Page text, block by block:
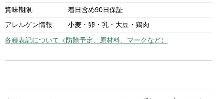
賞味期限:
着日含め90日保証
アレルゲン情報:
小麦・卵・乳・大豆・鶏肉
各種表記について（防除予定、原材料、マークなど）